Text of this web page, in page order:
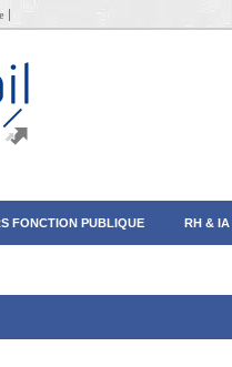
FONCTION PUBLIQUE RH & IA